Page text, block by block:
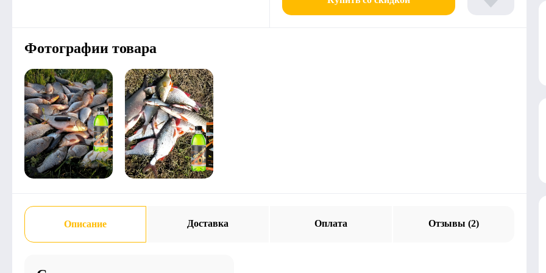
Фотографии товара
Описание Доставка Оплата Отзывы (2)